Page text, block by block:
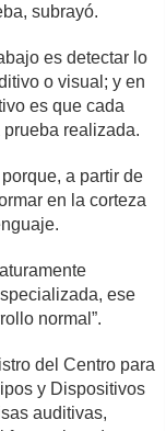
subrayó.
es detectar lo
o visual; y en
es que cada
realizada.
a partir de
en la corteza
ese
normal”.
del Centro para
y Dispositivos
auditivas,